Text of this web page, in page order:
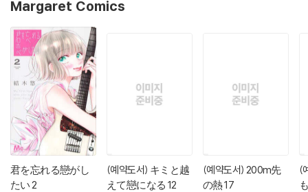
Margaret Comics
君を忘れる戀がし
たい 2
(예약도서) キミと越
えて戀になる 12
(예약도서) 200m先
の熱 17
(